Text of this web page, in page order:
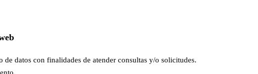
de datos con finalidades de atender consultas y/o solicitudes.